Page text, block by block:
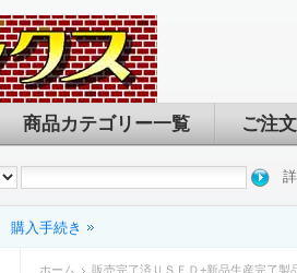
商品カテゴリー一覧 ご注
購入手続き
ホーム 販売完了済ＵＳＥＤ+新品生産完了製